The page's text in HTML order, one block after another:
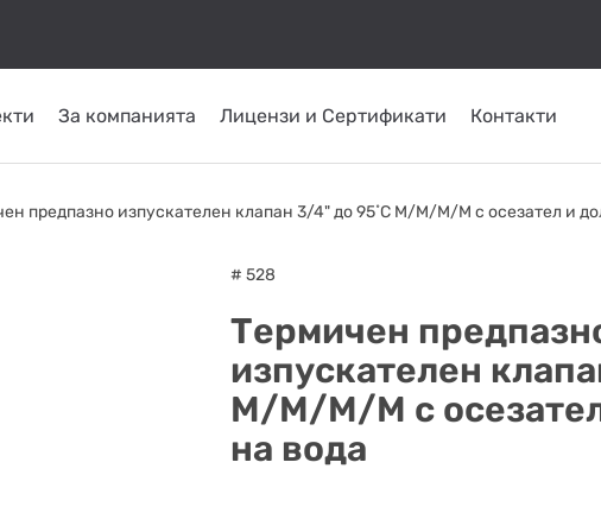
ГОРЕЛКИ
INOX
СЛЪНЧЕВИ
СИСТЕМИ
ПЛАСТИНЧАТИ
За компанията Лицензи и Сертификати Контакти
предпазно изпускателен клапан 3/4" до 95˚C М/М/М/М с осезател и
# 528
Термичен
изпускателен
М/М/М/М с
на вода